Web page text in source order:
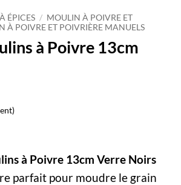
ÉPICES / MOULIN À POIVRE ET
À POIVRE ET POIVRIÈRE MANUELS
à Poivre 13cm
à Poivre 13cm Verre Noirs
parfait pour moudre le grain